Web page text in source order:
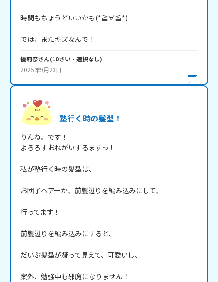
時間もちょうどいいかも(*≧∀≦*)
では、またキズなんで！
優莉奈さん(10さい・ 選択なし)
2025年9月23日
塾行く時の髪型！
りんね。です！
よろろすおねがいするますっ！
私が塾行く時の髪型は、
お団子ヘアーか、前髪辺りを編み込みにして、
行ってます！
前髪辺りを編み込みにすると、
だいぶ髪型が凝って見えて、可愛いし、
案外、勉強中も邪魔になりません！